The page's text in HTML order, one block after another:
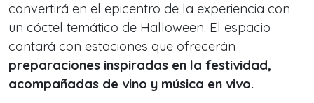
convertirá en el epicentro de la experiencia con
un cóctel temático de Halloween. El espacio
contará con estaciones que ofrecerán
preparaciones inspiradas en la festividad,
acompañadas de vino y música en vivo.